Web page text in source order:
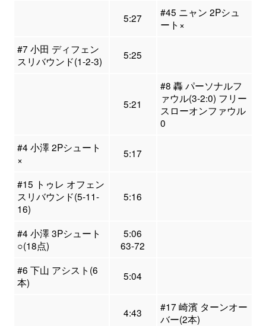
5:27
#45 ニャン 2Pシュ
ート×
#7 小田 ディフェン
スリバウンド(1-2-3)
5:25
5:21
#8 轟 パーソナルフ
ァウル(3-2:0) フリー
スローオンファウル
0
#4 小澤 2Pシュート
×
5:17
#15 トゥレ オフェン
スリバウンド(5-11-
16)
5:16
#4 小澤 3Pシュート
○(18点)
5:06
63-72
#6 下山 アシスト(6
本)
5:04
4:43
#17 崎濱 ターンオー
バー(2本)